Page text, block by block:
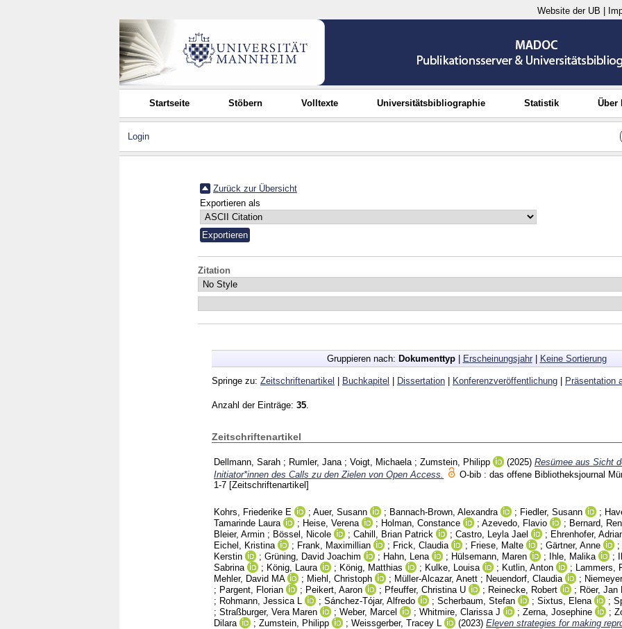
Website der UB
Startseite Stöbern Volltexte Universitätsbibliographie Statistik Über
Login
Zurück zur Übersicht
Exportieren als
Zitation
Gruppieren nach: Dokumenttyp| Erscheinungsjahr| Keine Sortierung
Springe zu: Zeitschriftenartikel Buchkapitel Dissertation Konferenzveröffentlichung Präsentation
Anzahl der Einträge: 35
Zeitschriftenartikel
Dellmann, Sarah ; Rumler, Jana ; Voigt, Michaela ; Zumstein, Philipp (2025) Resümee aus Sicht
Initiator*innen des Calls zu den Zielen von Open Access.
O-bib : das offene Bibliotheksjournal
1-7 [Zeitschriftenartikel]
Kohrs, Friederike E ; Auer, Susann ; Bannach-Brown, Alexandra ; Fiedler, Susann ;
Tamarinde Laura
; Heise, Verena ; Holman, Constance ; Azevedo, Flavio ; Bernard,
Bleier, Armin ; Bössel, Nicole ; Cahill, Brian Patrick ; Castro, Leyla Jael ; Ehrenhofer,
Eichel, Kristina
; Frank, Maximillian ; Frick, Claudia ; Friese, Malte ; Gärtner, Anne
;
Kerstin
; Grüning, David Joachim ; Hahn, Lena ; Hülsemann, Maren ; Ihle, Malika ;
Sabrina
; König, Laura ; König, Matthias ; Kulke, Louisa ; Kutlin, Anton ; Lammers,
Mehler, David MA
; Miehl, Christoph ; Müller-Alcazar, Anett ; Neuendorf, Claudia ;
; Pargent, Florian ; Peikert, Aaron ; Pfeuffer, Christina U ; Reinecke, Robert ; Röer, Jan
; Rohmann, Jessica L ; Sánchez-Tójar, Alfredo ; Scherbaum, Stefan ; Sixtus, Elena ;
; Straßburger, Vera Maren ; Weber, Marcel ; Whitmire, Clarissa J ; Zerna, Josephine ;
Dilara
; Zumstein, Philipp ; Weissgerber, Tracey L (2023) Eleven strategies for making